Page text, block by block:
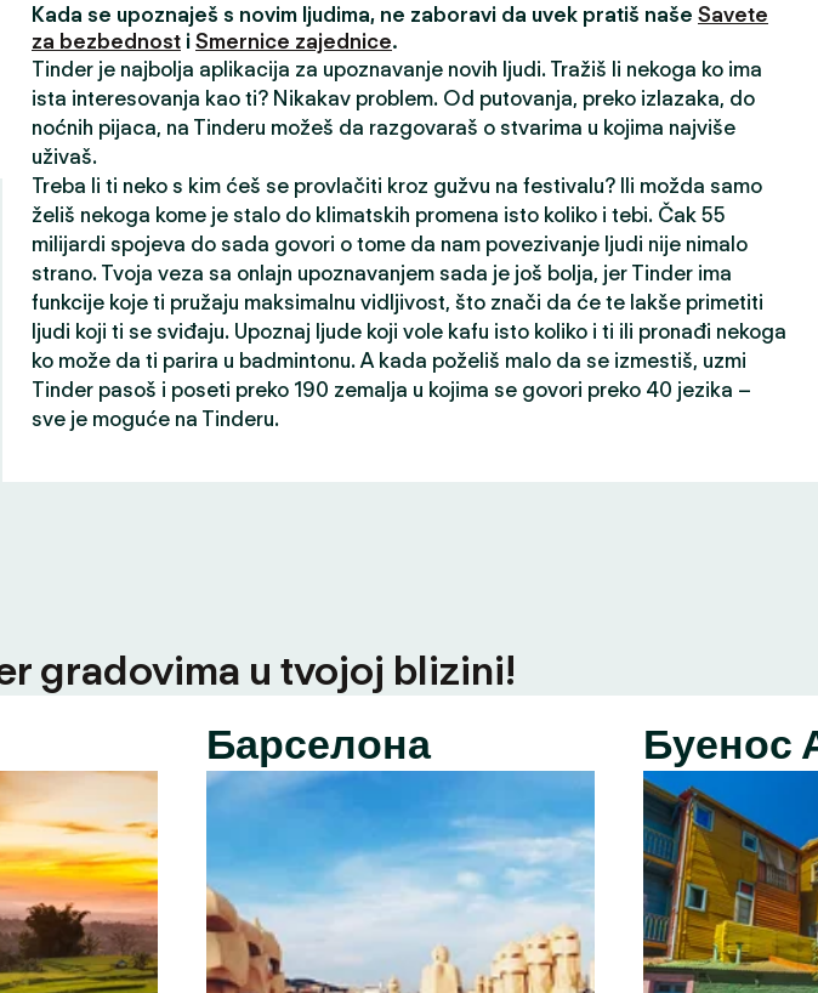
Kada se upoznaješ s novim ljudima, ne zaboravi da uvek pratiš naše Savete
za bezbednost i Smernice zajednice.
Tinder je najbolja aplikacija za upoznavanje novih ljudi. Tražiš li nekoga ko ima
ista interesovanja kao ti? Nikakav problem. Od putovanja, preko izlazaka, do
noćnih pijaca, na Tinderu možeš da razgovaraš o stvarima u kojima najviše
uživaš.
Treba li ti neko s kim ćeš se provlačiti kroz gužvu na festivalu? Ili možda samo
želiš nekoga kome je stalo do klimatskih promena isto koliko i tebi. Čak 55
milijardi spojeva do sada govori o tome da nam povezivanje ljudi nije nimalo
strano. Tvoja veza sa onlajn upoznavanjem sada je još bolja, jer Tinder ima
funkcije koje ti pružaju maksimalnu vidljivost, što znači da će te lakše primetiti
ljudi koji ti se sviđaju. Upoznaj ljude koji vole kafu isto koliko i ti ili pronađi nekoga
ko može da ti parira u badmintonu. A kada poželiš malo da se izmestiš, uzmi
Tinder pasoš i poseti preko 190 zemalja u kojima se govori preko 40 jezika –
sve je moguće na Tinderu.
gradovima u tvojoj blizini!
Барселона Буенос